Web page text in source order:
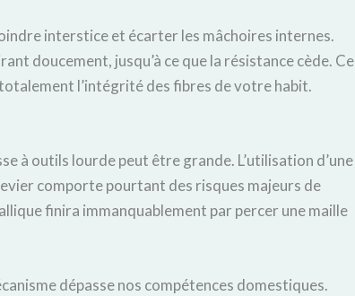
interstice et écarter les mâchoires internes.
doucement, jusqu’à ce que la résistance cède. Ce
l’intégrité des fibres de votre habit.
à outils lourde peut être grande. L’utilisation d’une
comporte pourtant des risques majeurs de
finira immanquablement par percer une maille
dépasse nos compétences domestiques.